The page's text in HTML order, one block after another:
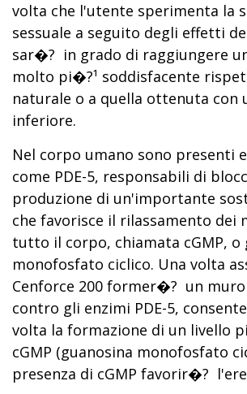
volta che l'utente sperimenta la
sessuale a seguito degli effetti
sar�? in grado di raggiungere
molto pi�?¹ soddisfacente
naturale o a quella ottenuta con
inferiore.
Nel corpo umano sono presenti
come PDE-5, responsabili di
produzione di un'importante
che favorisce il rilassamento dei
tutto il corpo, chiamata cGMP, o
monofosfato ciclico. Una volta
Cenforce 200 former�? un
contro gli enzimi PDE-5,
volta la formazione di un livello
cGMP (guanosina monofosfato
presenza di cGMP favorir�?